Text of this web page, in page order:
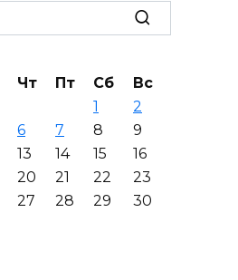
Чт Пт Сб
Вс
1
2
6 7 8
9
13 14 15
16
20 21 22
23
27 28 29
30